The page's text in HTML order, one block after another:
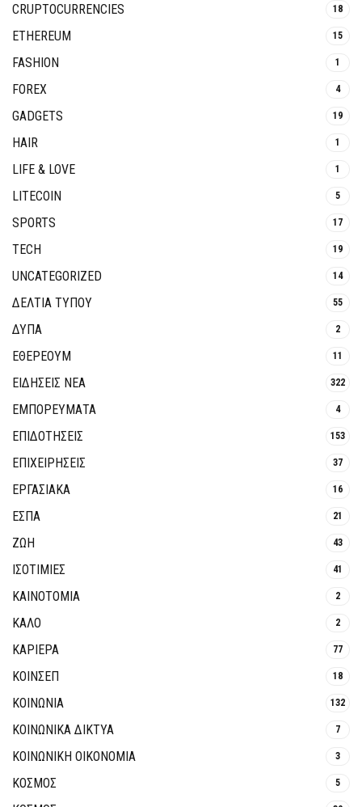
CRUPTOCURRENCIES 18
ETHEREUM 15
FASHION 1
FOREX 4
GADGETS 19
HAIR 1
LIFE & LOVE 1
LITECOIN 5
SPORTS 17
TECH 19
UNCATEGORIZED 14
ΔΕΛΤΙΑ ΤΥΠΟΥ 55
ΔΥΠΑ 2
ΕΘΈΡΕΟΥΜ 11
ΕΙΔΗΣΕΙΣ ΝΕΑ 322
ΕΜΠΟΡΕΥΜΑΤΑ 4
ΕΠΙΔΟΤΗΣΕΙΣ 153
ΕΠΙΧΕΙΡΗΣΕΙΣ 37
ΕΡΓΑΣΙΑΚΑ 16
ΕΣΠΑ 21
ΖΩΗ 43
ΙΣΟΤΙΜΙΕΣ 41
ΚΑΙΝΟΤΟΜΊΑ 2
ΚΑΛΟ 2
ΚΑΡΙΕΡΑ 77
ΚΟΙΝΣΕΠ 18
ΚΟΙΝΩΝΙΑ 132
ΚΟΙΝΩΝΙΚΆ ΔΊΚΤΥΑ 7
ΚΟΙΝΩΝΙΚΉ ΟΙΚΟΝΟΜΊΑ 3
ΚΟΣΜΟΣ 5